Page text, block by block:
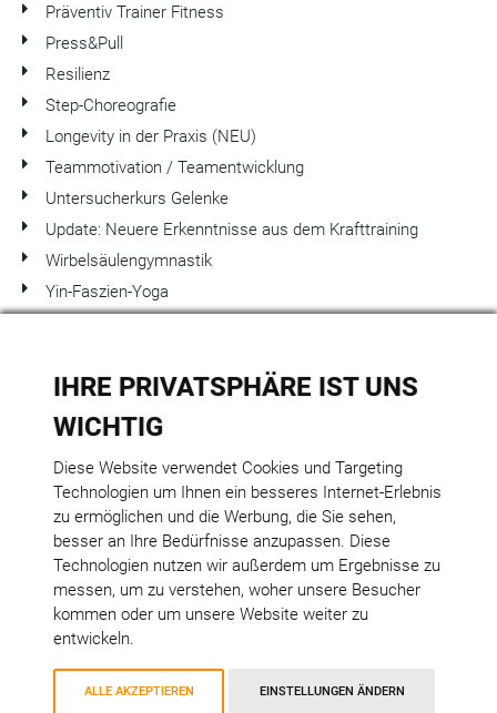
IHRE PRIVATSPHÄRE IST UNS
WICHTIG
Diese Website verwendet Cookies und Targeting
Technologien um Ihnen ein besseres Internet-Erlebnis
zu ermöglichen und die Werbung, die Sie sehen,
besser an Ihre Bedürfnisse anzupassen. Diese
Technologien nutzen wir außerdem um Ergebnisse zu
messen, um zu verstehen, woher unsere Besucher
kommen oder um unsere Website weiter zu
entwickeln.
ALLE AKZEPTIEREN EINSTELLUNGEN ÄNDERN
Präventiv Trainer Fitness
Press&Pull
Resilienz
Step-Choreografie
Longevity in der Praxis (NEU)
Teammotivation / Teamentwicklung
Untersucherkurs Gelenke
Update: Neuere Erkenntnisse aus dem Krafttraining
Wirbelsäulengymnastik
Yin-Faszien-Yoga
FitnessAkademie
Meesenstiege 54 b
48165 Münster
Tel.: +49 2501 9583485
info[at]fitness-akademie.de
www.fitness-akademie.de
AGB
Widerrufsformular
Datenschutzerklärung
Impressum